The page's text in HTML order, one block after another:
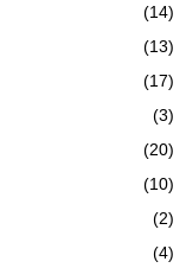
(14)
(13)
(17)
(3)
(20)
(10)
(2)
(4)